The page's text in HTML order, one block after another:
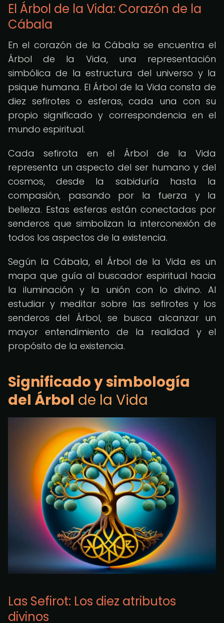
El Árbol de la Vida: Corazón de la
Cábala
En el corazón de la Cábala se encuentra el
Árbol de la Vida, una representación
simbólica de la estructura del universo y la
psique humana. El Árbol de la Vida consta de
diez sefirotes o esferas, cada una con su
propio significado y correspondencia en el
mundo espiritual.
Cada sefirota en el Árbol de la Vida
representa un aspecto del ser humano y del
cosmos, desde la sabiduría hasta la
compasión, pasando por la fuerza y la
belleza. Estas esferas están conectadas por
senderos que simbolizan la interconexión de
todos los aspectos de la existencia.
Según la Cábala, el Árbol de la Vida es un
mapa que guía al buscador espiritual hacia
la iluminación y la unión con lo divino. Al
estudiar y meditar sobre las sefirotes y los
senderos del Árbol, se busca alcanzar un
mayor entendimiento de la realidad y el
propósito de la existencia.
Significado y simbología
del Árbol de la Vida
Las Sefirot: Los diez atributos
divinos